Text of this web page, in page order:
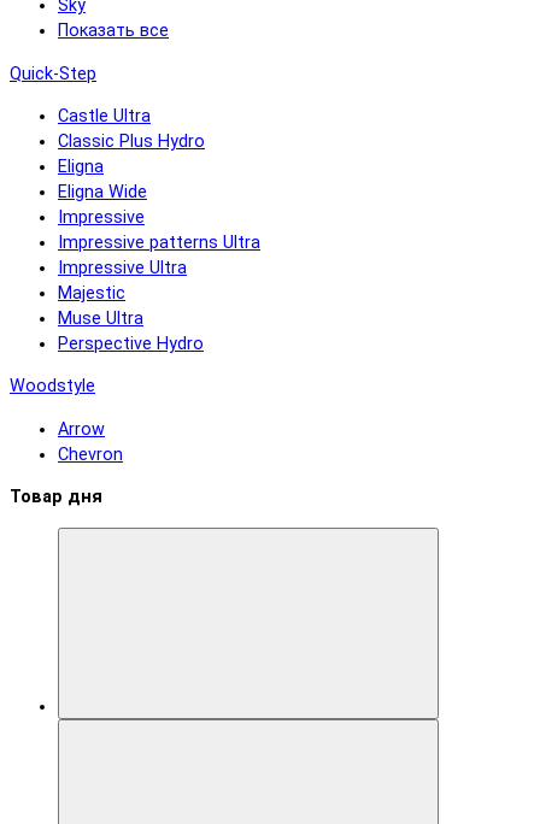
Sky
Показать все
Quick-Step
Castle Ultra
Classic Plus Hydro
Eligna
Eligna Wide
Impressive
Impressive patterns Ultra
Impressive Ultra
Majestic
Muse Ultra
Perspective Hydro
Woodstyle
Arrow
Chevron
Товар дня